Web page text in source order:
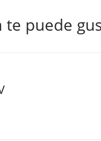
te puede